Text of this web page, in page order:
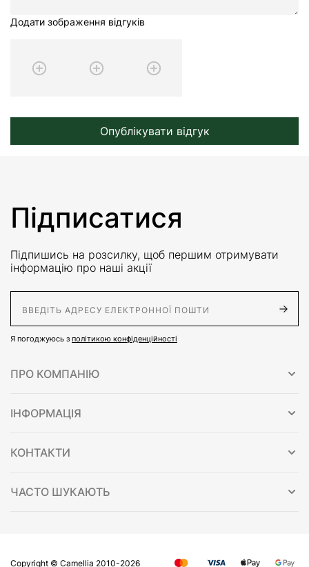
Додати зображення відгуків
Опублікувати відгук
Підписатися
Підпишись на розсилку, щоб першим отримувати
інформацію про наші акції
Я погоджуюсь з політикою конфіденційності
ПРО КОМПАНІЮ
ІНФОРМАЦІЯ
КОНТАКТИ
ЧАСТО ШУКАЮТЬ
Copyright © Сamellia 2010-2026